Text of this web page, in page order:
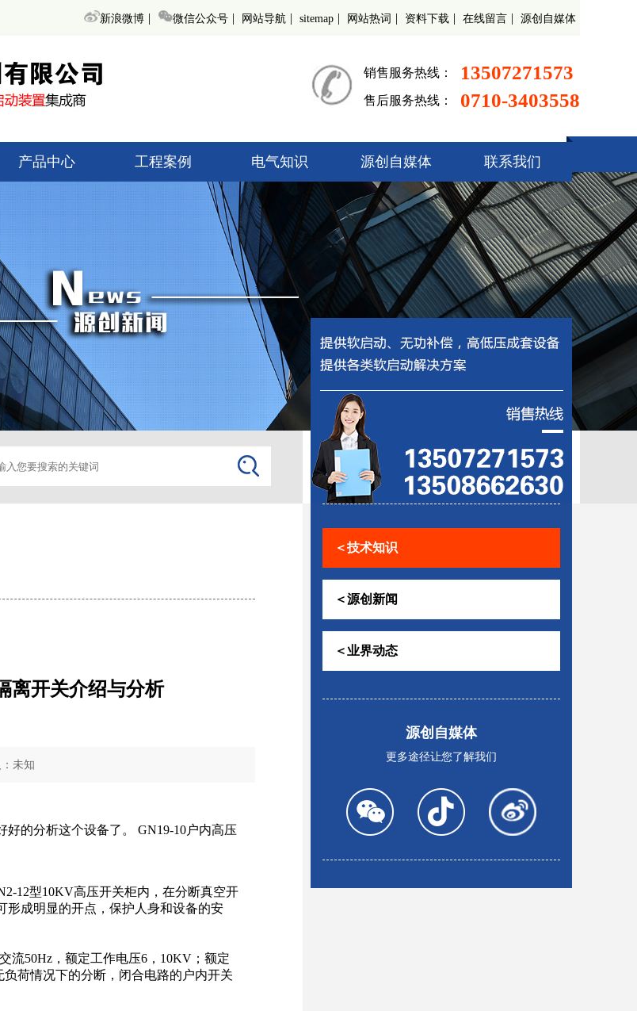
新浪微博 | 微信公众号 | 网站导航 | sitemap | 网站热词 | 资料下载 | 在线留言 | 源创自媒体
销售服务热线： 13507271573
售后服务热线： 0710-3403558
产品中心
无功补偿装置
变频调速器
高低压开关柜
箱变监控助磨
工程案例 电气知识
高低压起动柜
无功补偿装置
变频调速器
高低压开关柜
箱变监控助磨
源创自媒体 联系我们
＜技术知识
＜源创新闻
＜业界动态
源创自媒体
更多途径让您了解我们
离开关介绍与分析
未知
好的分析这个设备了。 GN19-10户内高压
12型10KV高压开关柜内，在分断真空开
形成明显的开点，保护人身和设备的安
流50Hz，额定工作电压6， 10KV ；额定
负荷情况下的分断，闭合电路的户内开关